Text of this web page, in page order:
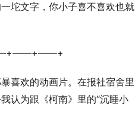
坨文字，你小子喜不喜欢也就
喜欢的动画片。在报社宿舍里
认为跟《柯南》里的“沉睡小